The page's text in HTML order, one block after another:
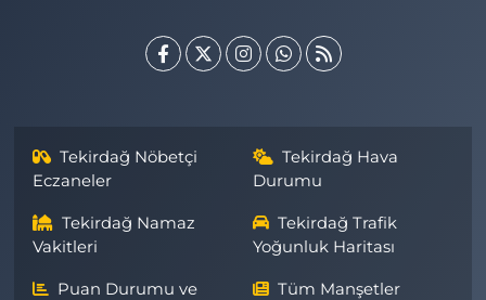
Tekirdağ Nöbetçi
Eczaneler
Tekirdağ Hava
Durumu
Tekirdağ Namaz
Vakitleri
Tekirdağ Trafik
Yoğunluk Haritası
Puan Durumu ve
Tüm Manşetler